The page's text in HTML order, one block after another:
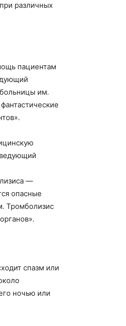
различных
пациентам
им.
—
опасные
Тромболизис
спазм или
ночью или